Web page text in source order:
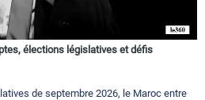
élections législatives et défis
de septembre 2026, le Maroc entre